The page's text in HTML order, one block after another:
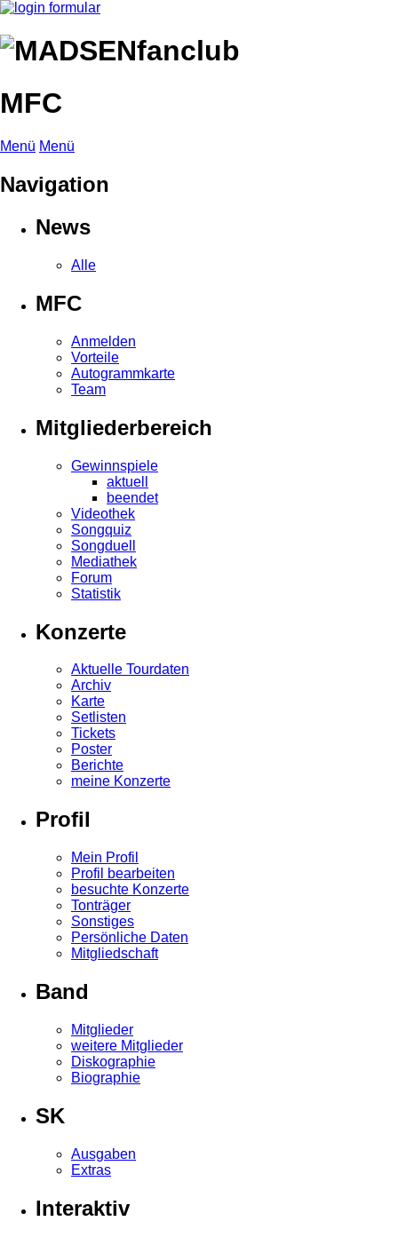
MFC
Menü Menü
Navigation
News
Alle
MFC
Anmelden
Vorteile
Autogrammkarte
Team
Mitgliederbereich
Gewinnspiele
aktuell
beendet
Videothek
Songquiz
Songduell
Mediathek
Forum
Statistik
Konzerte
Aktuelle Tourdaten
Archiv
Karte
Setlisten
Tickets
Poster
Berichte
meine Konzerte
Profil
Mein Profil
Profil bearbeiten
besuchte Konzerte
Tonträger
Sonstiges
Persönliche Daten
Mitgliedschaft
Band
Mitglieder
weitere Mitglieder
Diskographie
Biographie
SK
Ausgaben
Extras
Interaktiv